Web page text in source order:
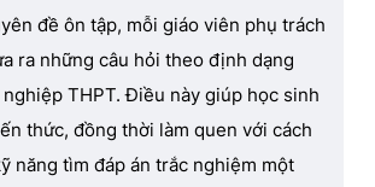
đề ôn tập, mỗi giáo viên phụ trách
ra những câu hỏi theo định dạng
THPT. Điều này giúp học sinh
thức, đồng thời làm quen với cách
năng tìm đáp án trắc nghiệm một